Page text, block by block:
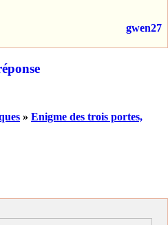
gwen27
» Enigme des trois portes,